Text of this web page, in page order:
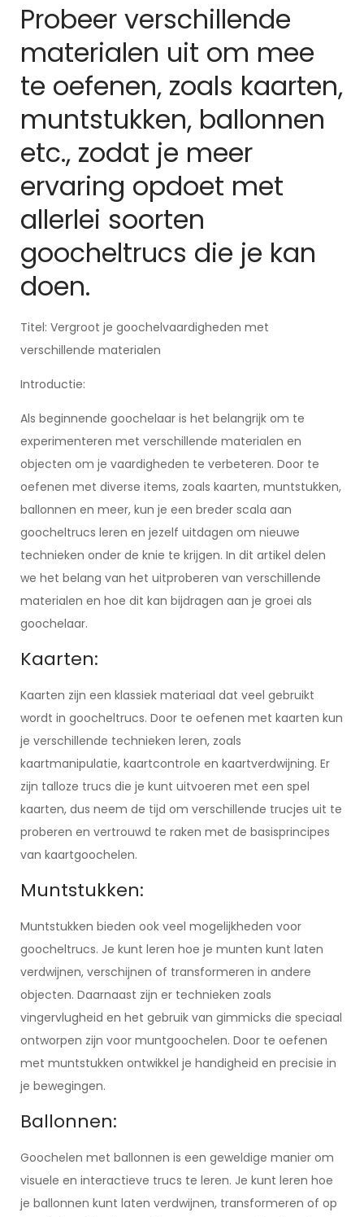
Probeer verschillende
materialen uit om mee
te oefenen, zoals kaarten,
muntstukken, ballonnen
etc., zodat je meer
ervaring opdoet met
allerlei soorten
goocheltrucs die je kan
doen.
Titel: Vergroot je goochelvaardigheden met
verschillende materialen
Introductie:
Als beginnende goochelaar is het belangrijk om te
experimenteren met verschillende materialen en
objecten om je vaardigheden te verbeteren. Door te
oefenen met diverse items, zoals kaarten, muntstukken,
ballonnen en meer, kun je een breder scala aan
goocheltrucs leren en jezelf uitdagen om nieuwe
technieken onder de knie te krijgen. In dit artikel delen
we het belang van het uitproberen van verschillende
materialen en hoe dit kan bijdragen aan je groei als
goochelaar.
Kaarten:
Kaarten zijn een klassiek materiaal dat veel gebruikt
wordt in goocheltrucs. Door te oefenen met kaarten kun
je verschillende technieken leren, zoals
kaartmanipulatie, kaartcontrole en kaartverdwijning. Er
zijn talloze trucs die je kunt uitvoeren met een spel
kaarten, dus neem de tijd om verschillende trucjes uit te
proberen en vertrouwd te raken met de basisprincipes
van kaartgoochelen.
Muntstukken:
Muntstukken bieden ook veel mogelijkheden voor
goocheltrucs. Je kunt leren hoe je munten kunt laten
verdwijnen, verschijnen of transformeren in andere
objecten. Daarnaast zijn er technieken zoals
vingervlugheid en het gebruik van gimmicks die speciaal
ontworpen zijn voor muntgoochelen. Door te oefenen
met muntstukken ontwikkel je handigheid en precisie in
je bewegingen.
Ballonnen:
Goochelen met ballonnen is een geweldige manier om
visuele en interactieve trucs te leren. Je kunt leren hoe
je ballonnen kunt laten verdwijnen, transformeren of op